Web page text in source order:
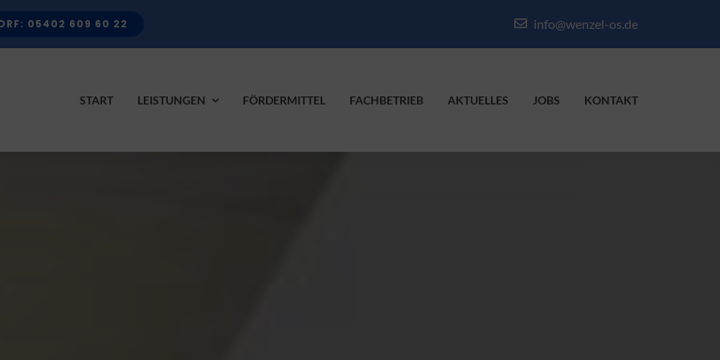
05402 609 60 22 info@wenzel-os.de
START LEISTUNGEN FÖRDERMITTEL FACHBETRIEB AKTUELLES JOBS KONTAKT